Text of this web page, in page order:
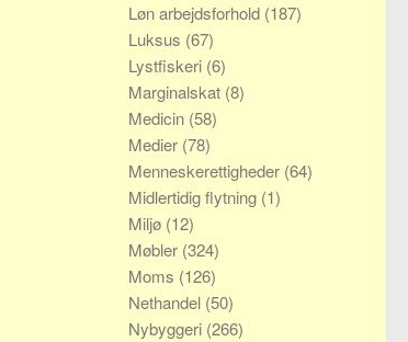
Løn arbejdsforhold (187)
Luksus (67)
Lystfiskeri (6)
Marginalskat (8)
Medicin (58)
Medier (78)
Menneskerettigheder (64)
Midlertidig flytning (1)
Miljø (12)
Møbler (324)
Moms (126)
Nethandel (50)
Nybyggeri (266)